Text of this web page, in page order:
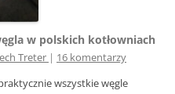
w polskich kotłowniach
Treter | 16 komentarzy
wszystkie węgle